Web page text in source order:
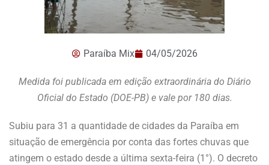
Paraíba Mix 04/05/2026
Medida foi publicada em edição extraordinária do Diário
Oficial do Estado (DOE-PB) e vale por 180 dias.
Subiu para 31 a quantidade de cidades da Paraíba em
situação de emergência por conta das fortes chuvas que
atingem o estado desde a última sexta-feira (1°). O decreto